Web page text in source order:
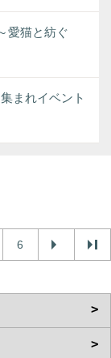
愛猫と紡ぐ
まれイベント
6